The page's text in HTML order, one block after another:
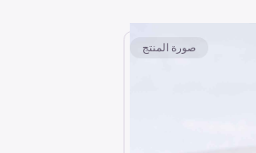
صورة المنتج